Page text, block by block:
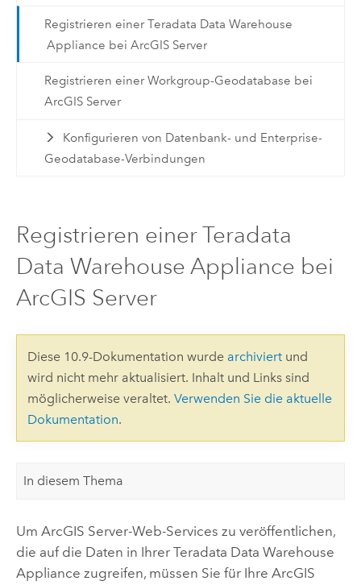
Registrieren einer Teradata Data Warehouse
Appliance bei ArcGIS Server
Registrieren einer Workgroup-Geodatabase bei
ArcGIS Server
Konfigurieren von Datenbank- und Enterprise-
Geodatabase-Verbindungen
Registrieren einer Teradata
Data Warehouse Appliance bei
ArcGIS Server
Diese 10.9-Dokumentation wurde archiviertund
wird nicht mehr aktualisiert. Inhalt und Links sind
möglicherweise veraltet. Verwenden Sie die aktuelle
Dokumentation.
In diesem Thema
Um ArcGIS Server-Web-Services zu veröffentlichen,
die auf die Daten in Ihrer Teradata Data Warehouse
Appliance zugreifen, müssen Sie für Ihre ArcGIS